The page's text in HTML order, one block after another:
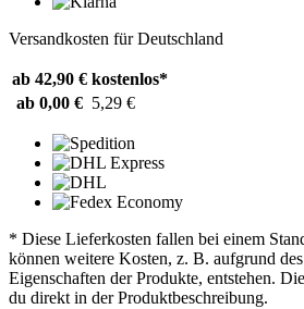
Versandkosten für Deutschland
ab 42,90 € kostenlos*
ab 0,00 € 5,29 €
* Diese Lieferkosten fallen bei einem
können weitere Kosten, z. B. aufgrund
Eigenschaften der Produkte, entstehen.
du direkt in der Produktbeschreibung.